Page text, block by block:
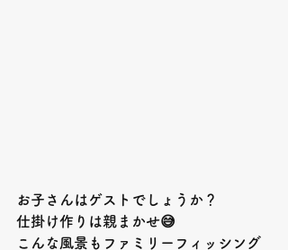
お子さんはゲストでしょうか？
仕掛け作りは親まかせ😅
こんな風景もファミリーフィッシング